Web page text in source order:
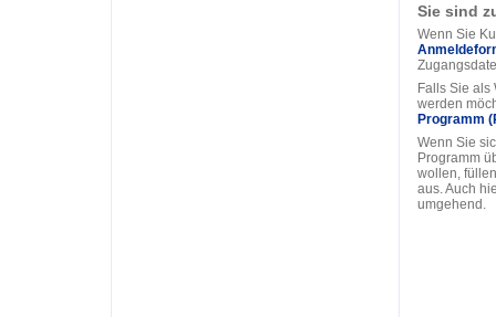
Sie sind
Wenn Sie
Falls Sie als
werden
Programm
Wenn Sie
Programm
wollen,
aus. Auch
umgehend.